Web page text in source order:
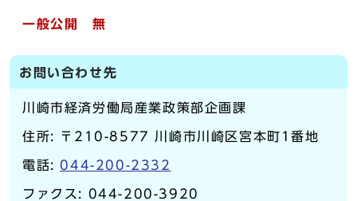
一般公開 無
お問い合わせ先
川崎市経済労働局産業政策部企画課
住所: 〒210-8577 川崎市川崎区宮本町1番地
電話: 044-200-2332
ファクス: 044-200-3920